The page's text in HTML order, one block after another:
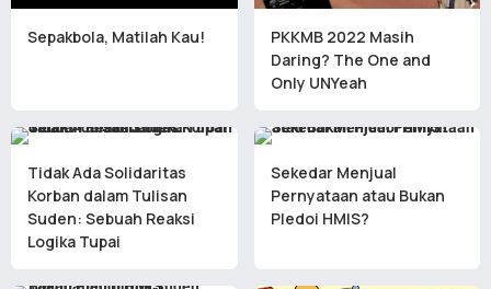
Sepakbola, Matilah Kau!
PKKMB 2022 Masih
Daring? The One and
Only UNYeah
Tidak Ada Solidaritas
Korban dalam Tulisan
Suden: Sebuah Reaksi
Logika Tupai
Sekedar Menjual
Pernyataan atau Bukan
Pledoi HMIS?